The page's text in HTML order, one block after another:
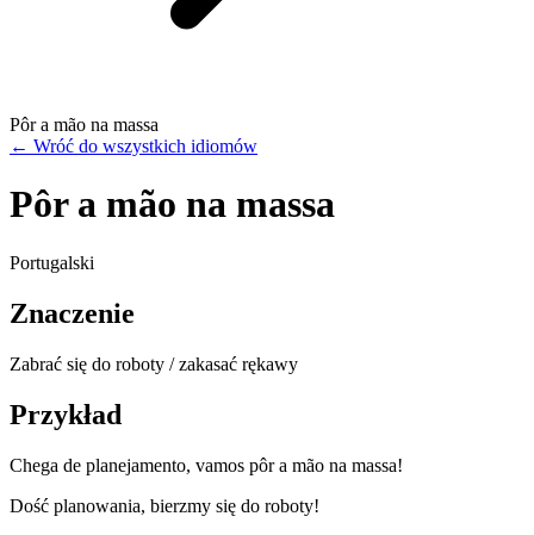
Pôr a mão na massa
← Wróć do wszystkich idiomów
Pôr a mão na massa
Portugalski
Znaczenie
Zabrać się do roboty / zakasać rękawy
Przykład
Chega de planejamento, vamos pôr a mão na massa!
Dość planowania, bierzmy się do roboty!